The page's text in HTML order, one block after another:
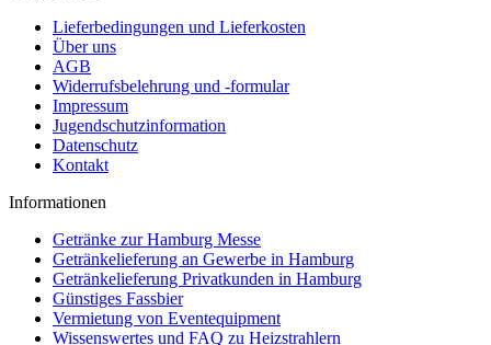
Lieferbedingungen und Lieferkosten
Über uns
AGB
Widerrufsbelehrung und -formular
Impressum
Jugendschutzinformation
Datenschutz
Kontakt
Informationen
Getränke zur Hamburg Messe
Getränkelieferung an Gewerbe in Hamburg
Getränkelieferung Privatkunden in Hamburg
Günstiges Fassbier
Vermietung von Eventequipment
Wissenswertes und FAQ zu Heizstrahlern